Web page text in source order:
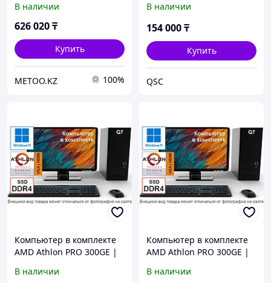
512Gb M.2, W11Pro
В наличии
626 020₸
Купить
METOO.KZ 100%
Монитор 22" | Клав. +
мышь | Windows 11
В наличии
154 000₸
Купить
QSC
Компьютер в комплекте
AMD Athlon PRO 300GE |
Монитор 22" | Клав. +
В наличии
Компьютер в комплекте
AMD Athlon PRO 300GE |
Монитор 22" | Клав. +
В наличии